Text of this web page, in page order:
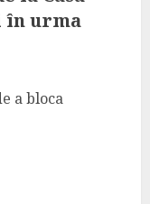
urma
a bloca